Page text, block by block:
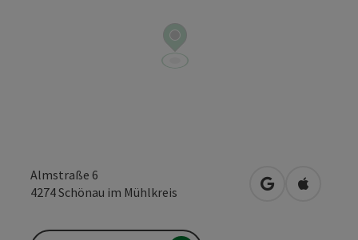
Almstraße 6
4274Schönau im Mühlkreis Openen inOpenen